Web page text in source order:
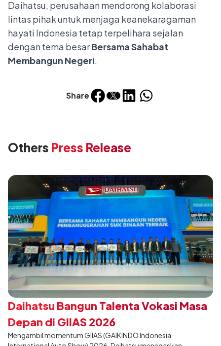
Share
Daihatsu, perusahaan mendorong kolaborasi
lintas pihak untuk menjaga keanekaragaman
hayati Indonesia tetap terpelihara sejalan
dengan tema besarBersama Sahabat
Membangun Negeri
Others Press Release
Daihatsu Bangun Talenta Vokasi Masa
Depan di GIIAS 2026
Mengambil momentum GIIAS (GAIKINDO Indonesia